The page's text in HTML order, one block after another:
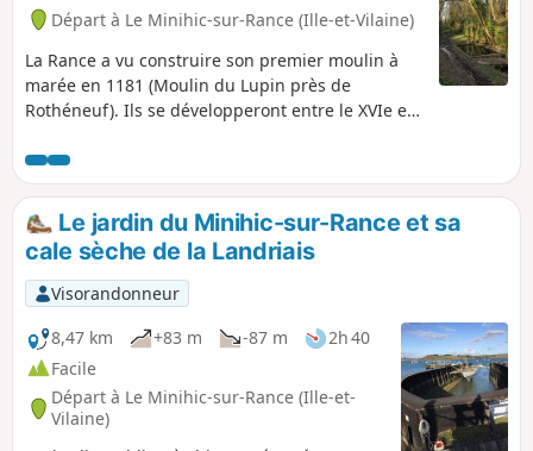
Départ à Le Minihic-sur-Rance (Ille-et-Vilaine)
La Rance a vu construire son premier moulin à
marée en 1181 (Moulin du Lupin près de
Rothéneuf). Ils se développeront entre le XVIe et
beaucoup de ces fournisseurs d'énergie
renouvelable. Ce circuit permet de voir les
vestiges de deux moulins (Fosse Mort et La
Herviais) et de se balader dans cet estuaire idéal
pour la construction de moulins.
Le jardin du Minihic-sur-Rance et sa
cale sèche de la Landriais
Visorandonneur
8,47 km
+83 m -87 m
2h 40
Facile
Départ à Le Minihic-sur-Rance (Ille-et-
Vilaine)